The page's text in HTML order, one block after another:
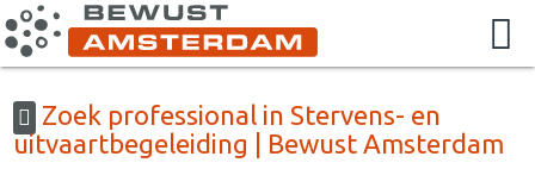
Zoek professional in Stervens- en
uitvaartbegeleiding | Bewust Amsterdam